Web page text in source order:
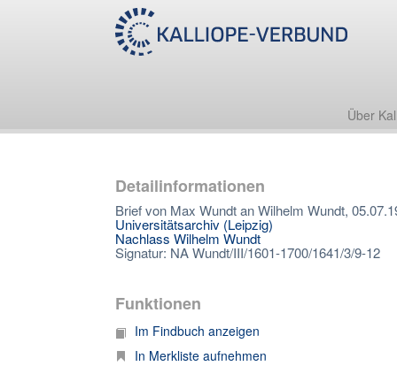
Über
Detailinformationen
Brief von Max Wundt an Wilhelm Wundt,
Universitätsarchiv (Leipzig)
Nachlass Wilhelm Wundt
Signatur: NA Wundt/III/1601-1700/1641/3/9-12
Funktionen
Im Findbuch anzeigen
In Merkliste aufnehmen